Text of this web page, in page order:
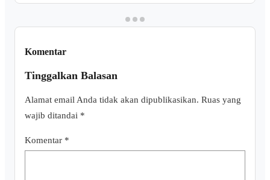
Komentar
Tinggalkan Balasan
Alamat email Anda tidak akan dipublikasikan. Ruas yang
wajib ditandai *
Komentar *